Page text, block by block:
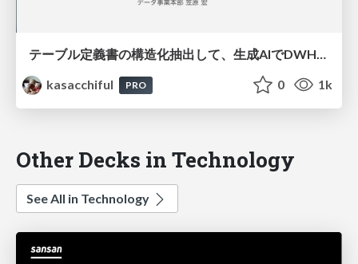
テーブル定義書の構造化抽出して、生成AIでDWH分析を試してみた / devio2025tokyo
kasacchiful
PRO 0 1k
Other Decks in Technology
See All in Technology